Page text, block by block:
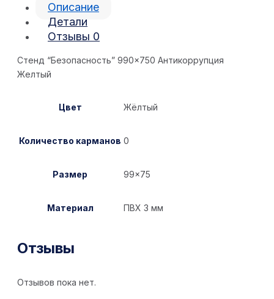
Описание
Детали
Отзывы 0
Стенд “Безопасность” 990×750 Антикоррупция
Желтый
Цвет Жёлтый
Количество карманов 0
Размер 99×75
Материал ПВХ 3 мм
Отзывы
Отзывов пока нет.